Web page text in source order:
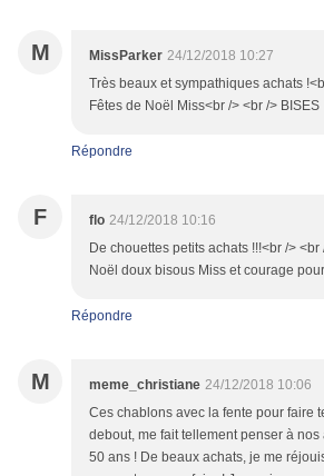
M MissParker 24/12/2018 10:27
Très beaux et sympathiques achats
Fêtes de Noël Miss<br /> <br /> BISES
Répondre
F flo 24/12/2018 10:16
De chouettes petits achats !!!<br />
Noël doux bisous Miss et courage
Répondre
M meme_christiane 24/12/2018 10:06
Ces chablons avec la fente pour faire
debout, me fait tellement penser à
50 ans ! De beaux achats, je me